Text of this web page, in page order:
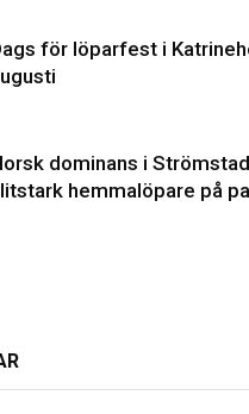
för löparfest i
dominans i
hemmalöpare på